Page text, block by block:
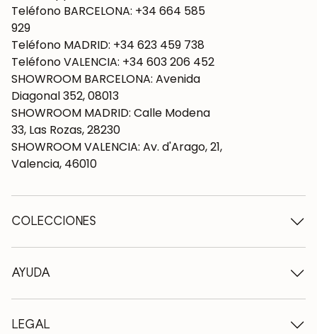
Teléfono BARCELONA: +34 664 585
929
Teléfono MADRID: +34 623 459 738
Teléfono VALENCIA: +34 603 206 452
SHOWROOM BARCELONA: Avenida
Diagonal 352, 08013
SHOWROOM MADRID: Calle Modena
33, Las Rozas, 28230
SHOWROOM VALENCIA: Av. d'Arago, 21,
Valencia, 46010
COLECCIONES
Mesas de madera
Mesas extensibles
Cómodas de madera
AYUDA
Quiénes somos
Condiciones de entrega
LEGAL